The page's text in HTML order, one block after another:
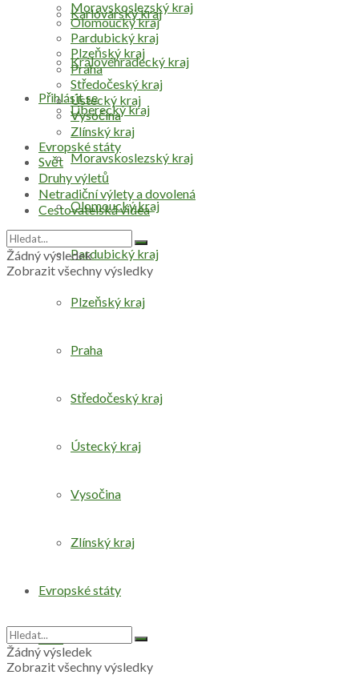
Přihlásit se
Karlovarský kraj
Královéhradecký kraj
Liberecký kraj
Moravskoslezský kraj
Olomoucký kraj
Pardubický kraj
Plzeňský kraj
Praha
Středočeský kraj
Ústecký kraj
Vysočina
Zlínský kraj
Evropské státy
Svět
Moravskoslezský kraj
Olomoucký kraj
Pardubický kraj
Plzeňský kraj
Praha
Středočeský kraj
Ústecký kraj
Vysočina
Zlínský kraj
Evropské státy
Svět
Druhy výletů
Netradiční výlety a dovolená
Cestovatelská videa
Žádný výsledek
Zobrazit všechny výsledky
Žádný výsledek
Zobrazit všechny výsledky